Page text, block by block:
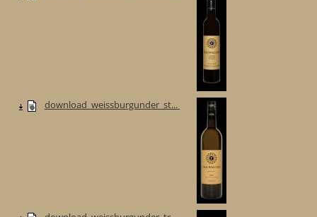
download_weissburgunder_st...